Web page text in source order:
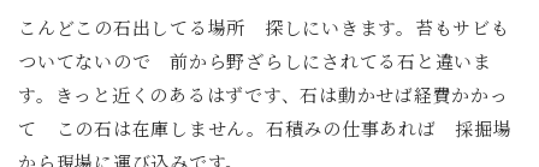
こんどこの石出してる場所 探しにいきます。苔もサビも
ついてないので 前から野ざらしにされてる石と違いま
す。きっと近くのあるはずです、石は動かせば経費かかっ
て この石は在庫しません。石積みの仕事あれば 採掘場
から現場に運び込みです。